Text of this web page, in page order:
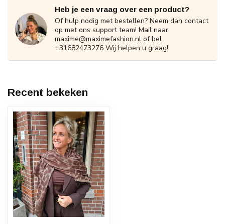
Heb je een vraag over een product?
Of hulp nodig met bestellen? Neem dan contact
op met ons support team! Mail naar
maxime@maximefashion.nl of bel
+31682473276 Wij helpen u graag!
Recent bekeken